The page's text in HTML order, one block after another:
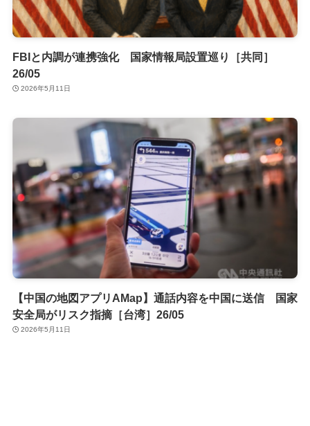
FBIと内調が連携強化 国家情報局設置巡り［共同］
26/05
2026年5月11日
【中国の地図アプリAMap】通話内容を中国に送信 国家
安全局がリスク指摘［台湾］26/05
2026年5月11日